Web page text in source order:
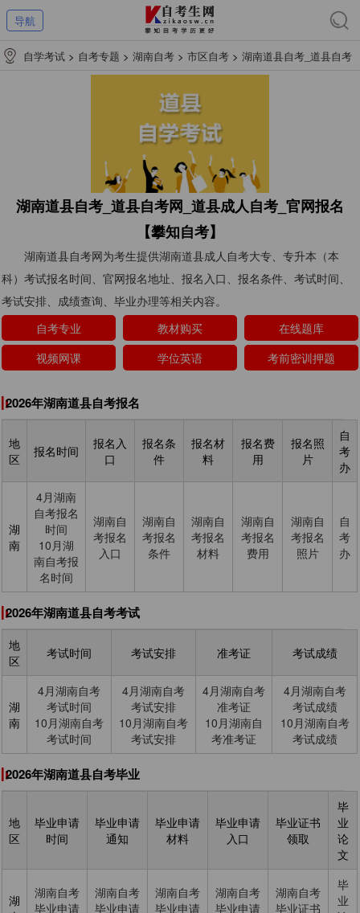
导航
自学考试 > 自考专题 > 湖南自考 > 市区自考 > 湖南道县自考_道县自考
湖南道县自考_道县自考网_道县成人自考_官网报名
【攀知自考】
湖南道县自考网为考生提供湖南道县成人自考大专、专升本（本
科）考试报名时间、官网报名地址、报名入口、报名条件、考试时间、
考试安排、成绩查询、毕业办理等相关内容。
自考专业
教材购买
在线题库
视频网课
学位英语 考前密训押题
2026年湖南道县自考报名
地
区
报名时间
报名入
口
报名条
件
报名材
料
报名费
用
报名照
片
自
考
办
湖
南
4月湖南
自考报名
时间
10月湖
南自考报
名时间
湖南自
考报名
入口
湖南自
考报名
条件
湖南自
考报名
材料
湖南自
考报名
费用
湖南自
考报名
照片
自
考
办
2026年湖南道县自考考试
地
区
考试时间 考试安排 准考证 考试成绩
湖
南
4月湖南自考
考试时间
10月湖南自考
考试时间
4月湖南自考
考试安排
10月湖南自考
考试安排
4月湖南自考
准考证
10月湖南自
考准考证
4月湖南自考
考试成绩
10月湖南自考
考试成绩
2026年湖南道县自考毕业
地
区
毕业申请
时间
毕业申请
通知
毕业申请
材料
毕业申请
入口
毕业证书
领取
毕
业
论
文
湖
湖南自考
毕业申请
湖南自考
毕业申请
湖南自考
毕业申请
湖南自考
毕业申请
湖南自考
毕业证书
毕
业